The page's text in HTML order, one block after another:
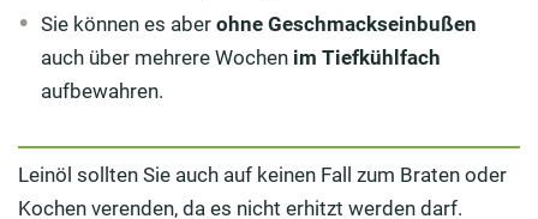
Sie können es aber ohne Geschmackseinbußen
auch über mehrere Wochen im Tiefkühlfach
aufbewahren.
Leinöl sollten Sie auch auf keinen Fall zum Braten oder
Kochen verenden, da es nicht erhitzt werden darf.